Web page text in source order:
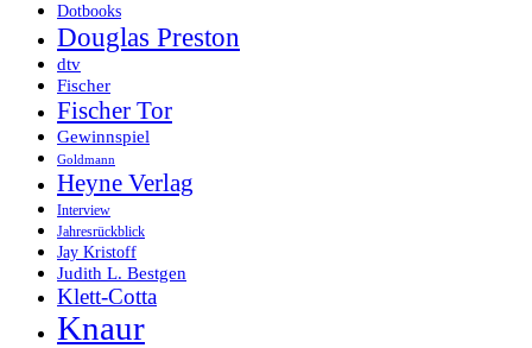
Dotbooks
Douglas Preston
dtv
Fischer
Fischer Tor
Gewinnspiel
Goldmann
Heyne Verlag
Interview
Jahresrückblick
Jay Kristoff
Judith L. Bestgen
Klett-Cotta
Knaur